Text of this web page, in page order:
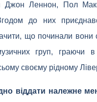
Джон Леннон, Пол
до них
що починали вони
груп, граючи
своєму рідному
віддати належне